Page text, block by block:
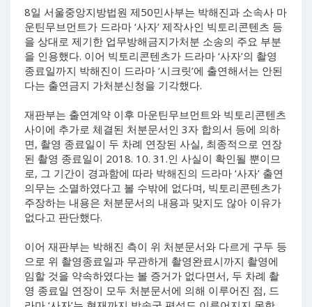
8일 서울중앙지방법원 제50민사부는 박해진과 소속사 마
운틴무브먼트가 드라마 ‘사자’ 제작사인 빅토리콘텐츠 등
을 상대로 제기한 업무방해금지가처분 소송의 주요 부분
을 인용했다. 이어 빅토리콘텐츠가 드라마 ‘사자’의 촬영
종료일까지 박해진이 드라마 ‘시크릿’에 출연해서는 안된
다는 출연금지 가처분신청을 기각했다.
재판부는 출연계약 이후 마운틴무브먼트와 빅토리콘텐츠
사이에 추가로 체결된 처분문서인 3자 합의서 등에 의하
면, 촬영 종료일이 두 차례 연장된 사실, 최종적으로 연장
된 촬영 종료일이 2018. 10. 31.인 사실이 확인될 뿐이므
로, 그 기간이 경과함에 따라 박해진의 드라마 ‘사자’ 출연
의무는 소멸하였다고 볼 수밖에 없다며, 빅토리콘텐츠가
주장하는 내용은 처분문서의 내용과 맞지도 않아 이유가
없다고 판단했다.
이어 재판부는 박해진 측이 위 처분문서와 다르게 구두 등
으로 위 촬영종료일과 무관하게 촬영완료시까지 촬영에
임할 것을 약속하였다는 볼 증거가 없다면서, 두 차례 촬
영 종료일 연장이 모두 처분문서에 의해 이루어진 점, 드